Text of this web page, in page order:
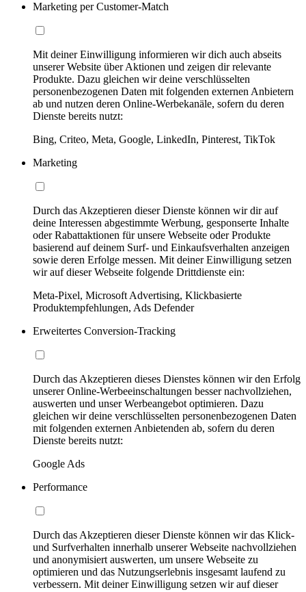
Marketing per Customer-Match
Mit deiner Einwilligung informieren wir dich auch abseits
unserer Website über Aktionen und zeigen dir relevante
Produkte. Dazu gleichen wir deine verschlüsselten
personenbezogenen Daten mit folgenden externen Anbietern
ab und nutzen deren Online-Werbekanäle, sofern du deren
Dienste bereits nutzt:
Bing, Criteo, Meta, Google, LinkedIn, Pinterest, TikTok
Marketing
Durch das Akzeptieren dieser Dienste können wir dir auf
deine Interessen abgestimmte Werbung, gesponserte Inhalte
oder Rabattaktionen für unsere Webseite oder Produkte
basierend auf deinem Surf- und Einkaufsverhalten anzeigen
sowie deren Erfolge messen. Mit deiner Einwilligung setzen
wir auf dieser Webseite folgende Drittdienste ein:
Meta-Pixel, Microsoft Advertising, Klickbasierte
Produktempfehlungen, Ads Defender
Erweitertes Conversion-Tracking
Durch das Akzeptieren dieses Dienstes können wir den Erfolg
unserer Online-Werbeeinschaltungen besser nachvollziehen,
auswerten und unser Werbeangebot optimieren. Dazu
gleichen wir deine verschlüsselten personenbezogenen Daten
mit folgenden externen Anbietenden ab, sofern du deren
Dienste bereits nutzt:
Google Ads
Performance
Durch das Akzeptieren dieser Dienste können wir das Klick-
und Surfverhalten innerhalb unserer Webseite nachvollziehen
und anonymisiert auswerten, um unsere Webseite zu
optimieren und das Nutzungserlebnis insgesamt laufend zu
verbessern. Mit deiner Einwilligung setzen wir auf dieser